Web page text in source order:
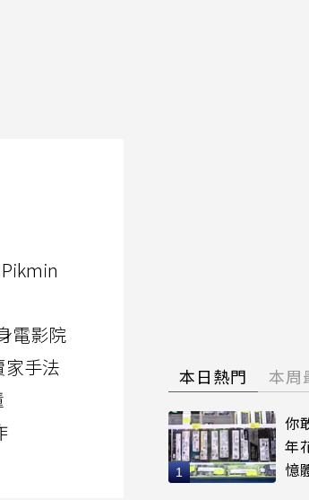
電影院
家手法
本日熱門 本周
你
年
憶